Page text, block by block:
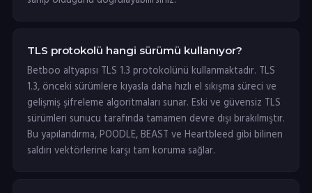
TLS protokolü hangi sürümü kullanıyor?
Betboo altyapısı TLS 1.3 protokolünü kullanmaktadır. TLS
1.3, önceki sürümlere kıyasla daha hızlı el sıkışma süreci ve
gelişmiş şifreleme algoritmaları sunar. Eski ve güvensiz TLS
sürümleri sunucu tarafında tamamen devre dışı bırakılmıştır.
Bu yapılandırma, POODLE, BEAST ve Heartbleed gibi bilinen
saldırı vektörlerine karşı tam koruma sağlar.